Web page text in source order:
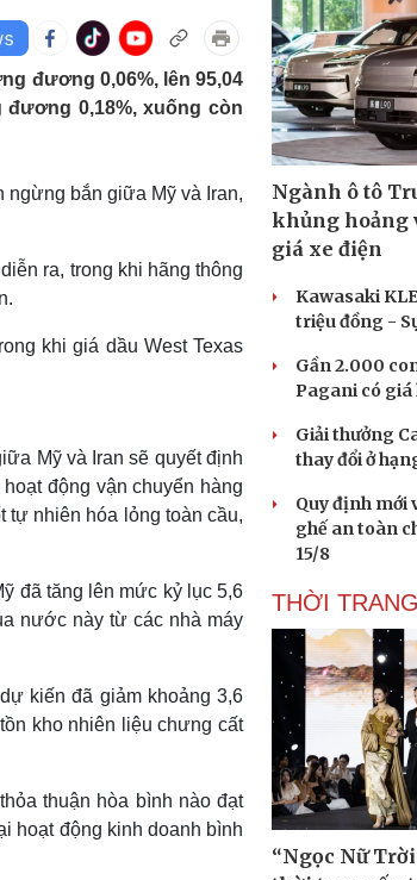
máy
Doanh nghiệp
Thông tin doanh nghiệp
Doanh nghiệp 24h
Doanh nhân
Vì cộng đồng
Du lịch
Săn Tour
check-in
đương 0,06%, lên 95,04
đương 0,18%, xuống còn
ngừng bắn giữa Mỹ và Iran,
ra, trong khi hãng thông
khi giá dầu West Texas
Mỹ và Iran sẽ quyết định
động vận chuyển hàng
tự nhiên hóa lỏng toàn cầu,
đã tăng lên mức kỷ lục 5,6
nước này từ các nhà máy
kiến ​​đã giảm khoảng 3,6
kho nhiên liệu chưng cất
thuận hòa bình nào đạt
hoạt động kinh doanh bình
Ngành ô tô
khủng hoảng
giá xe điện
Kawasaki
triệu đồng -
Gần 2.000
Pagani có giá
Giải thưởng
thay đổi ở
Quy định mới
ghế an toàn
15/8
THỜI TRANG
“Ngọc Nữ